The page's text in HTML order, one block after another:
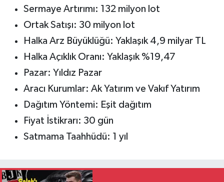
Sermaye Artırımı: 132 milyon lot
Ortak Satışı: 30 milyon lot
Halka Arz Büyüklüğü: Yaklaşık 4,9 milyar TL
Halka Açıklık Oranı: Yaklaşık %19,47
Pazar: Yıldız Pazar
Aracı Kurumlar: Ak Yatırım ve Vakıf Yatırım
Dağıtım Yöntemi: Eşit dağıtım
Fiyat İstikrarı: 30 gün
Satmama Taahhüdü: 1 yıl